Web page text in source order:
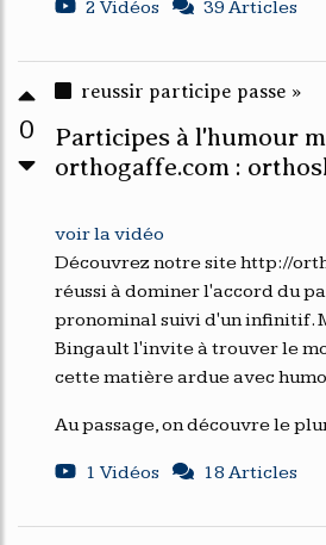
2 Vidéos 39 Articles
0
reussir participe passe »
Participes à l'humour
orthogaffe.com :
voir la vidéo
Découvrez notre site http://
réussi à dominer l'accord du
pronominal suivi d'un infinitif.
Bingault l'invite à trouver le
cette matière ardue avec
Au passage, on découvre le
1 Vidéos 18 Articles